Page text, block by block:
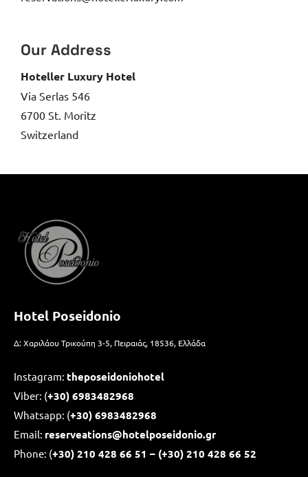
Our Address
Hoteller Luxury Hotel
Via Serlas 546
6700 St. Moritz
Switzerland
Hotel Poseidonio
Δ: Χαριλάου Τρικούπη 3-5, Πειραιάς, 18536, Ελλάδα
Instagram: theposeidoniohotel
Viber: (+30) 6983482968
Whatsapp: (+30) 6983482968
Email: reserveations@hotelposeidonio.gr
Phone: (+30) 210 428 66 51 – (+30) 210 428 66 52